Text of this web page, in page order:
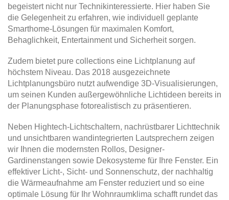
begeistert nicht nur Technikinteressierte. Hier haben Sie
die Gelegenheit zu erfahren, wie individuell geplante
Smarthome-Lösungen für maximalen Komfort,
Behaglichkeit, Entertainment und Sicherheit sorgen.
Zudem bietet pure collections eine Lichtplanung auf
höchstem Niveau. Das 2018 ausgezeichnete
Lichtplanungsbüro nutzt aufwendige 3D-Visualisierungen,
um seinen Kunden außergewöhnliche Lichtideen bereits in
der Planungsphase fotorealistisch zu präsentieren.
Neben Hightech-Lichtschaltern, nachrüstbarer Lichttechnik
und unsichtbaren wandintegrierten Lautsprechern zeigen
wir Ihnen die modernsten Rollos, Designer-
Gardinenstangen sowie Dekosysteme für Ihre Fenster. Ein
effektiver Licht-, Sicht- und Sonnenschutz, der nachhaltig
die Wärmeaufnahme am Fenster reduziert und so eine
optimale Lösung für Ihr Wohnraumklima schafft rundet das